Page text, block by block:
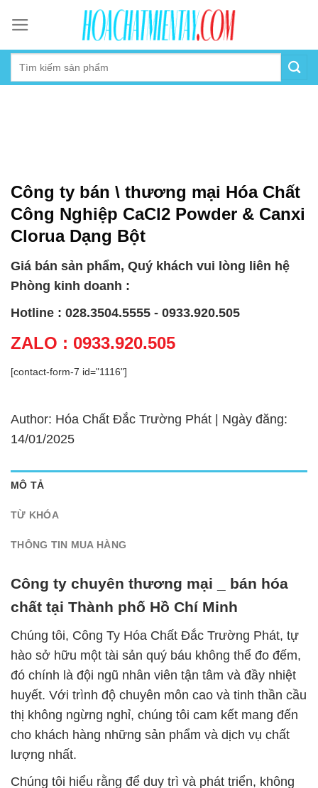
content
Công ty bán \ thương mại Hóa Chất
Công Nghiệp CaCl2 Powder & Canxi
Clorua Dạng Bột
Giá bán sản phẩm, Quý khách vui lòng liên hệ
Phòng kinh doanh :
Hotline : 028.3504.5555 - 0933.920.505
ZALO : 0933.920.505
[contact-form-7 id="1116"]
Author: Hóa Chất Đắc Trường Phát | Ngày đăng:
14/01/2025
MÔ TẢ
TỪ KHÓA
THÔNG TIN MUA HÀNG
Công ty chuyên thương mại _ bán hóa
chất tại Thành phố Hồ Chí Minh
Chúng tôi, Công Ty Hóa Chất Đắc Trường Phát, tự
hào sở hữu một tài sản quý báu không thể đo đếm,
đó chính là đội ngũ nhân viên tận tâm và đầy nhiệt
huyết. Với trình độ chuyên môn cao và tinh thần cầu
thị không ngừng nghỉ, chúng tôi cam kết mang đến
cho khách hàng những sản phẩm và dịch vụ chất
lượng nhất.
Chúng tôi hiểu rằng để duy trì và phát triển, không